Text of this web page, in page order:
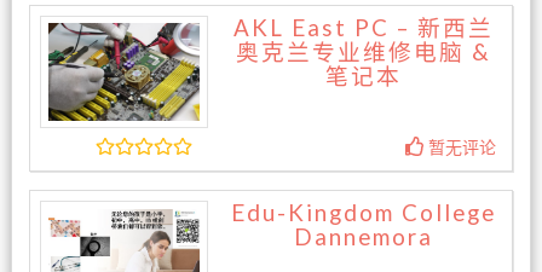
AKL East PC – 新西兰
奥克兰专业维修电脑 &
笔记本
暂无评论
Edu-Kingdom College
Dannemora